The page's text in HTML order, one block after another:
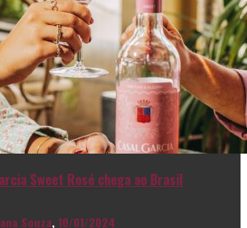
Sweet Rosé chega ao Brasil
Souza,10/01/2024